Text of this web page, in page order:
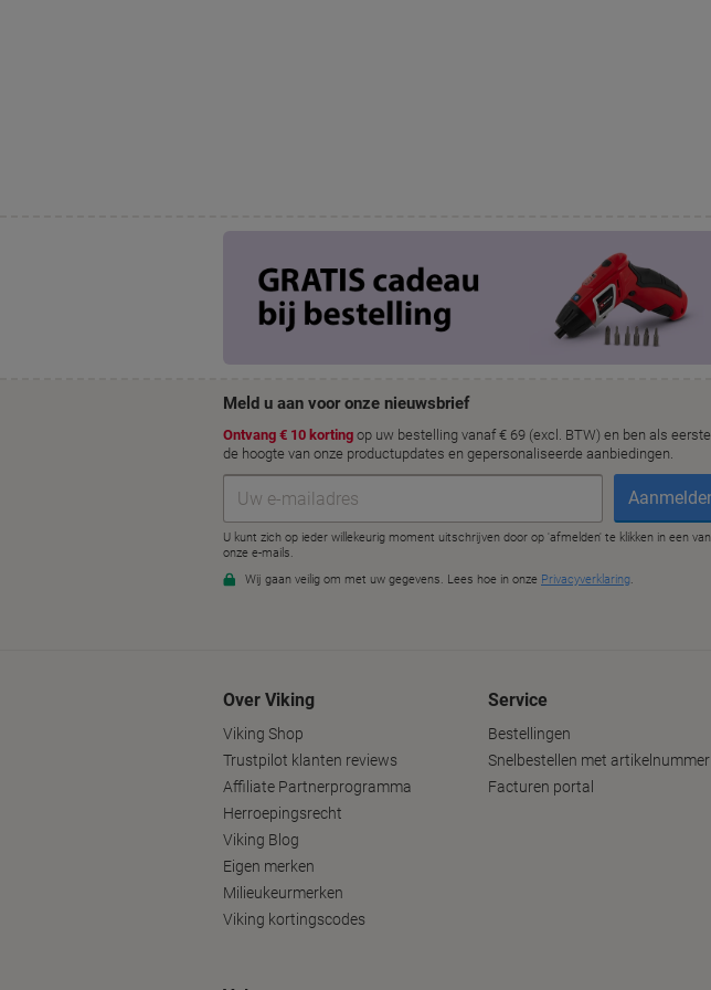
Over Viking
Viking Shop
Trustpilot klanten reviews
Affiliate Partnerprogramma
Herroepingsrecht
Viking Blog
Eigen merken
Milieukeurmerken
Viking kortingscodes
Service
Bestellingen
Snelbestellen met artikelnummer
Facturen portal